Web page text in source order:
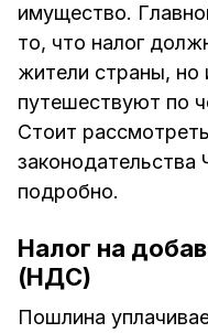
имущество.
то, что налог
жители страны, но
путешествуют по
Стоит
законодательства
подробно.
Налог на
(НДС)
Пошлина